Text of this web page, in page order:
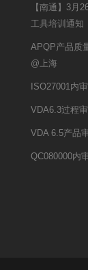
【南通】3月
工具培训通知
APQP产品质
@上海
ISO27001内
VDA6.3过程
VDA 6.5产品
QC080000内